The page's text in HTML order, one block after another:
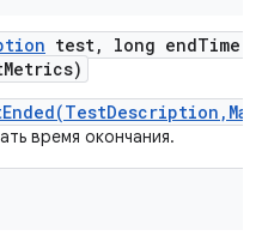
test, long endTime
Metrics)
время окончания.